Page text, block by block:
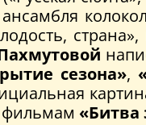
сезона»,
фильмам «Битва